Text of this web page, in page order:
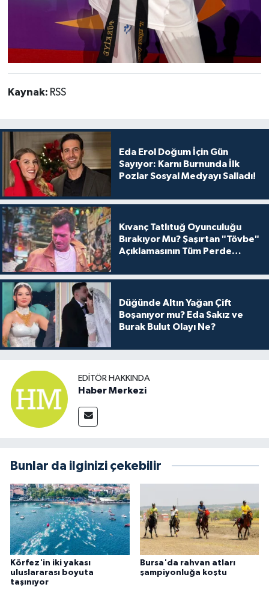
Kaynak: RSS
Eda Erol Doğum İçin Gün
Sayıyor: Karnı Burnunda İlk
Pozlar Sosyal Medyayı Salladı!
Kıvanç Tatlıtuğ Oyunculuğu
Bırakıyor Mu? Şaşırtan "Tövbe"
Açıklamasının Tüm Perde
Düğünde Altın Yağan Çift
Boşanıyor mu? Eda Sakız ve
Burak Bulut Olayı Ne?
EDITÖR HAKKINDA
Haber Merkezi
Bunlar da ilginizi çekebilir
Körfez'in iki yakası
uluslararası boyuta
taşınıyor
Bursa'da rahvan atları
şampiyonluğa koştu